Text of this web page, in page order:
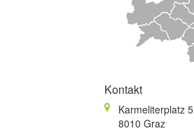
Kontakt
Karmeliterplatz 5
8010 Graz